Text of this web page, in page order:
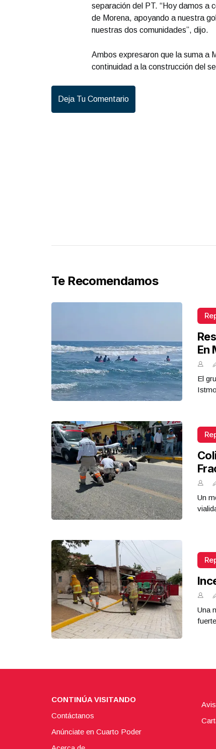
separación del PT. “Hoy damos a
de Morena, apoyando a nuestra
nuestras dos comunidades”, dijo.
Ambos expresaron que la suma a
continuidad a la construcción del
Deja Tu Comentario
Te Recomendamos
En
El
Un
Una
CONTINÚA VISITANDO
Contáctanos
Anúnciate en Cuarto Poder